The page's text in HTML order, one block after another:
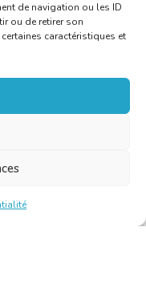
de navigation ou les ID
ou de retirer son
caractéristiques et